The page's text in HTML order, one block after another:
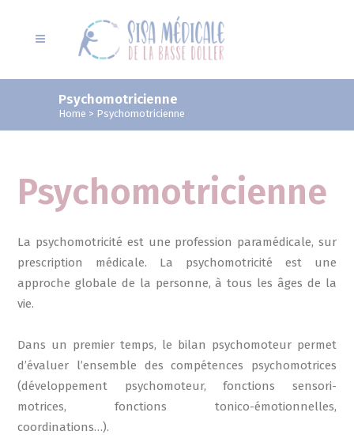
Psychomotricienne
Home > Psychomotricienne
Psychomotricienne
La psychomotricité est une profession paramédicale, sur
prescription médicale. La psychomotricité est une
approche globale de la personne, à tous les âges de la
vie.
Dans un premier temps, le bilan psychomoteur permet
d’évaluer l’ensemble des compétences psychomotrices
(développement psychomoteur, fonctions sensori-
motrices, fonctions tonico-émotionnelles,
coordinations…).